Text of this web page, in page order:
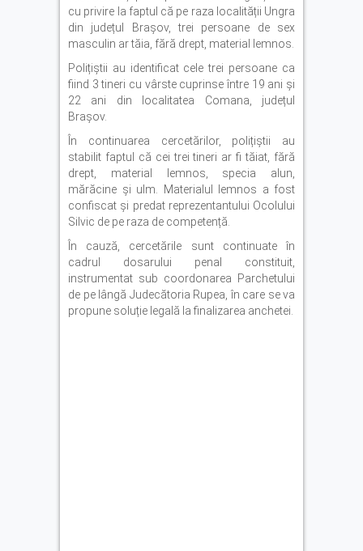
cu privire la faptul că pe raza localității Ungra
din județul Brașov, trei persoane de sex
masculin ar tăia, fără drept, material lemnos.
Polițiștii au identificat cele trei persoane ca
fiind 3 tineri cu vârste cuprinse între 19 ani și
22 ani din localitatea Comana, județul
Brașov.
În continuarea cercetărilor, polițiștii au
stabilit faptul că cei trei tineri ar fi tăiat, fără
drept, material lemnos, specia alun,
mărăcine și ulm. Materialul lemnos a fost
confiscat și predat reprezentantului Ocolului
Silvic de pe raza de competență.
În cauză, cercetările sunt continuate în
cadrul dosarului penal constituit,
instrumentat sub coordonarea Parchetului
de pe lângă Judecătoria Rupea, în care se va
propune soluție legală la finalizarea anchetei.